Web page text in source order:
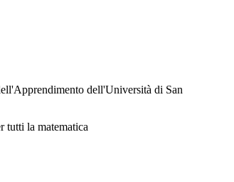
dell'Università di San
tutti la matematica